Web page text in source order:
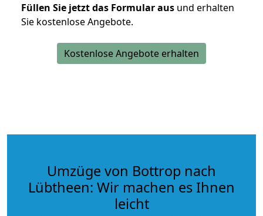
Füllen Sie jetzt das Formular aus und erhalten
Sie kostenlose Angebote.
Kostenlose Angebote erhalten
Umzüge von Bottrop nach
Lübtheen: Wir machen es Ihnen
leicht